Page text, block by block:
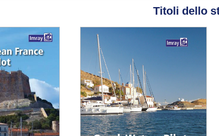
Titoli dello